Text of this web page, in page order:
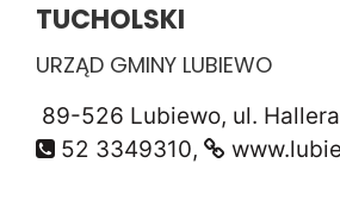
TUCHOLSKI
URZĄD GMINY LUBIEWO
89-526 Lubiewo, ul.
52 3349310,